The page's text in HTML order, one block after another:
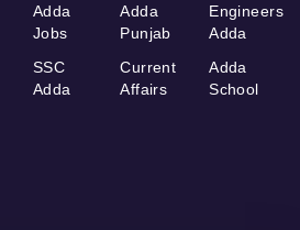
Adda
Jobs
SSC
Adda
Adda
Punjab
Current
Affairs
Engineers
Adda
Adda
School